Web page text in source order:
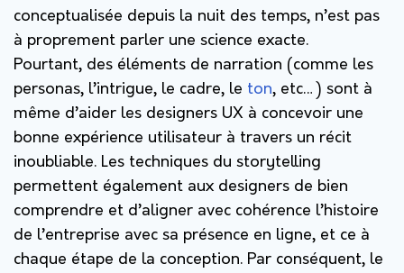
conceptualisée depuis la nuit des temps, n’est pas
à proprement parler une science exacte.
Pourtant, des éléments de narration (comme les
personas, l’intrigue, le cadre, le ton, etc…) sont à
même d’aider les designers UX à concevoir une
bonne expérience utilisateur à travers un récit
inoubliable. Les techniques du storytelling
permettent également aux designers de bien
comprendre et d’aligner avec cohérence l’histoire
de l’entreprise avec sa présence en ligne, et ce à
chaque étape de la conception. Par conséquent, le